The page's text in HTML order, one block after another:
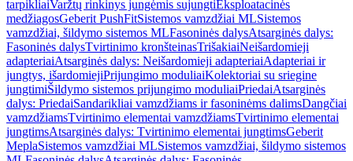
tarpikliaiVaržtų rinkinys jungėmis sujungtiEksploatacinės
medžiagosGeberit PushFitSistemos vamzdžiai MLSistemos
vamzdžiai, šildymo sistemos MLFasoninės dalysAtsarginės dalys:
Fasoninės dalysTvirtinimo kronšteinasTrišakiaiNeišardomieji
adapteriaiAtsarginės dalys: Neišardomieji adapteriaiAdapteriai ir
jungtys, išardomiejiPrijungimo moduliaiKolektoriai su sriegine
jungtimiŠildymo sistemos prijungimo moduliaiPriedaiAtsarginės
dalys: PriedaiSandarikliai vamzdžiams ir fasoninėms dalimsDangčiai
vamzdžiamsTvirtinimo elementai vamzdžiamsTvirtinimo elementai
jungtimsAtsarginės dalys: Tvirtinimo elementai jungtimsGeberit
MeplaSistemos vamzdžiai MLSistemos vamzdžiai, šildymo sistemos